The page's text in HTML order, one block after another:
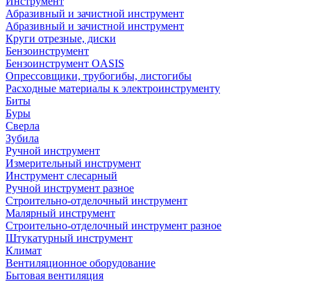
Абразивный и зачистной инструмент
Абразивный и зачистной инструмент
Круги отрезные, диски
Бензоинструмент
Бензоинструмент OASIS
Опрессовщики, трубогибы, листогибы
Расходные материалы к электроинструменту
Биты
Буры
Сверла
Зубила
Ручной инструмент
Измерительный инструмент
Инструмент слесарный
Ручной инструмент разное
Строительно-отделочный инструмент
Малярный инструмент
Строительно-отделочный инструмент разное
Штукатурный инструмент
Климат
Вентиляционное оборудование
Бытовая вентиляция